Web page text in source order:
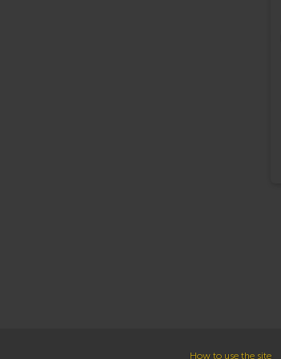
How to use the site